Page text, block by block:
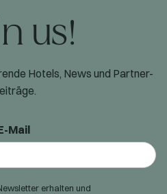
us!
Hotels, News und Partner-
Mail
erhalten und